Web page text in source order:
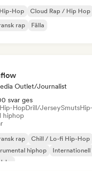
Hop Cloud Rap / Hip Hop
rap Fälla
Outlet/Journalist
svar ges
HopDrill/JerseySmuts
hiphop
rap Chill / Lo-fi Hip-Hop
hiphop
Internationell